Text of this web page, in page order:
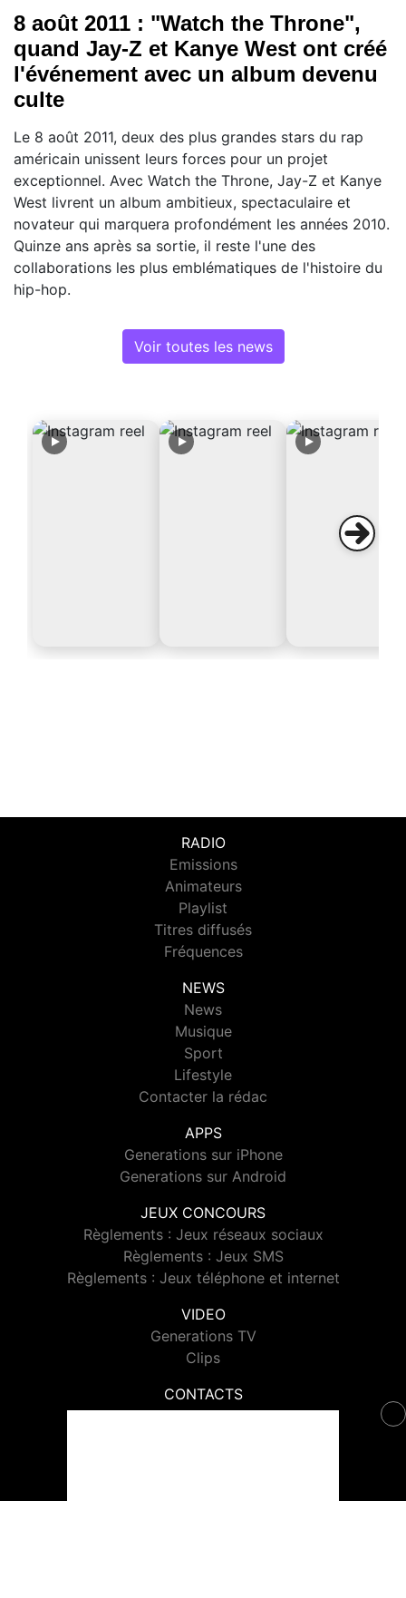
8 août 2011 : "Watch the Throne",
quand Jay-Z et Kanye West ont créé
l'événement avec un album devenu
culte
Le 8 août 2011, deux des plus grandes stars du rap
américain unissent leurs forces pour un projet
exceptionnel. Avec Watch the Throne, Jay-Z et Kanye
West livrent un album ambitieux, spectaculaire et
novateur qui marquera profondément les années 2010.
Quinze ans après sa sortie, il reste l'une des
collaborations les plus emblématiques de l'histoire du
hip-hop.
Voir toutes les news
RADIO
Emissions
Animateurs
Playlist
Titres diffusés
Fréquences
NEWS
News
Musique
Sport
Lifestyle
Contacter la rédac
APPS
Generations sur iPhone
Generations sur Android
JEUX CONCOURS
Règlements : Jeux réseaux sociaux
Règlements : Jeux SMS
Règlements : Jeux téléphone et internet
VIDEO
Generations TV
Clips
CONTACTS
Contacter Generations